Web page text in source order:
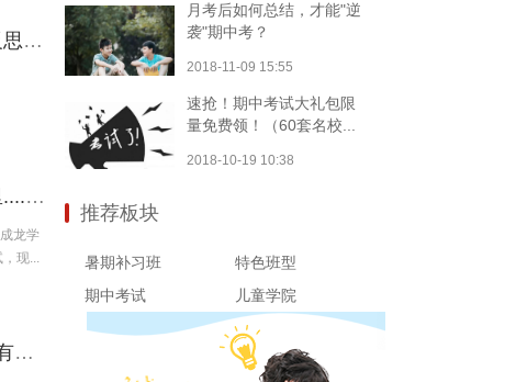
放寒假了，请不要带孩子去旅行！值得万千父母反思的好文！
让孩子在暑假成为艺术人才，最关键的一步在这里......测试
龙学
现...
新高考政策突然叫停，一时难以适应，这4大原因有些措手不及
月考后如何总结，才能"逆
袭"期中考？
2018-11-09 15:55
速抢！期中考试大礼包限
量免费领！（60套名校...
2018-10-19 10:38
推荐板块
暑期补习班
特色班型
期中考试
儿童学院